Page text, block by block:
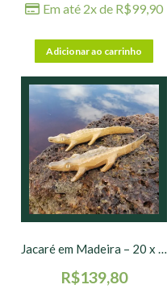
Em até 2x de R$99,90
Adicionar ao carrinho
Jacaré em Madeira – 20 x 5 x 3 cm
R$139,80